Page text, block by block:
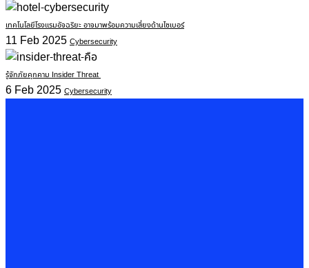
เทคโนโลยีโรงแรมอัจฉริยะ อาจมาพร้อมความเสี่ยงด้านไซเบอร์
11 Feb 2025 Cybersecurity
รู้จักภัยคุกคาม Insider Threat
6 Feb 2025 Cybersecurity